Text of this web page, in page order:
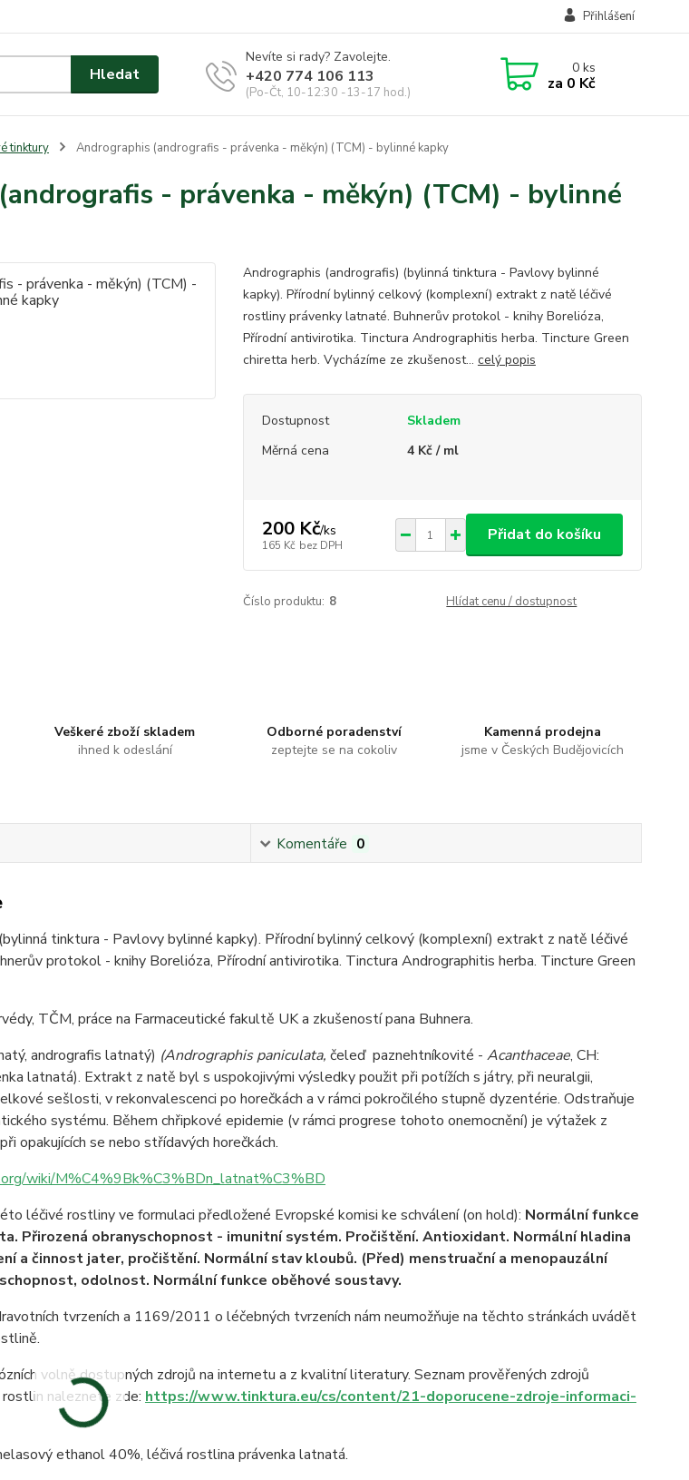
Přihlášení
Hledat
Nevíte si rady? Zavolejte.
+420 774 106 113
(Po-Čt, 10-12:30 -13-17 hod.)
0ks
za 0 Kč
tinktury Andrographis (andrografis - právenka - měkýn) (TCM) - bylinné kapky
- právenka - měkýn) (TCM) - bylinné
Andrographis (andrografis) (bylinná tinktura - Pavlovy bylinné
kapky). Přírodní bylinný celkový (komplexní) extrakt z natě léčivé
rostliny právenky latnaté. Buhnerův protokol - knihy Borelióza,
Přírodní antivirotika. Tinctura Andrographitis herba. Tincture Green
chiretta herb. Vycházíme ze zkušenost... celý popis
Dostupnost
Skladem
Měrná cena
4 Kč / ml
200 Kč/ks
165 Kč bez DPH
Přidat do košíku
Číslo produktu: 8 Hlídat cenu / dostupnost
Veškeré zboží skladem
ihned k odeslání
Odborné poradenství
zeptejte se na cokoliv
Kamenná prodejna
jsme v Českých Budějovicích
Komentáře 0
tinktura - Pavlovy bylinné kapky). Přírodní bylinný celkový (komplexní) extrakt z natě léčivé
protokol - knihy Borelióza, Přírodní antivirotika. Tinctura Andrographitis herba. Tincture Green
TČM, práce na Farmaceutické fakultě UK a zkušeností pana Buhnera.
andrografis latnatý) (Andrographis paniculata, čeleď paznehtníkovité - Acanthaceae, CH:
latnatá). Extrakt z natě byl s uspokojivými výsledky použit při potížích s játry, při neuralgii,
sešlosti, v rekonvalescenci po horečkách a v rámci pokročilého stupně dyzentérie. Odstraňuje
systému. Během chřipkové epidemie (v rámci progrese tohoto onemocnění) je výtažek z
opakujících se nebo střídavých horečkách.
wiki/M%C4%9Bk%C3%BDn_latnat%C3%BD
léčivé rostliny ve formulaci předložené Evropské komisi ke schválení (on hold): Normální funkce
Přirozená obranyschopnost - imunitní systém. Pročištění. Antioxidant. Normální hladina
a činnost jater, pročištění. Normální stav kloubů. (Před) menstruační a menopauzální
odolnost. Normální funkce oběhové soustavy.
tvrzeních a 1169/2011 o léčebných tvrzeních nám neumožňuje na těchto stránkách uvádět
volně dostupných zdrojů na internetu a z kvalitní literatury. Seznam prověřených zdrojů
naleznete zde: https://www.tinktura.eu/cs/content/21-doporucene-zdroje-informaci-
ethanol 40%, léčivá rostlina právenka latnatá.